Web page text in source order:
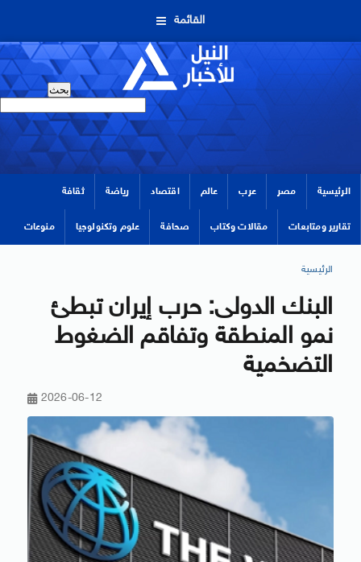
القائمة
الرئيسية مصر عرب عالم اقتصاد رياضة ثقافة
تقارير ومتابعات مقالات وكتاب صحافة علوم وتكنولوجيا منوعات
الرئيسية
البنك الدولى: حرب إيران تبطئ
نمو المنطقة وتفاقم الضغوط
التضخمية
2026-06-12